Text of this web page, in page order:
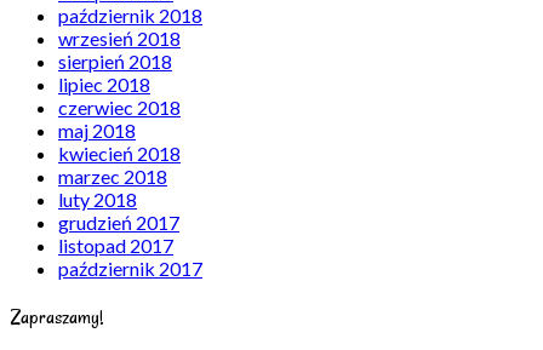
październik 2018
wrzesień 2018
sierpień 2018
lipiec 2018
czerwiec 2018
maj 2018
kwiecień 2018
marzec 2018
luty 2018
grudzień 2017
listopad 2017
październik 2017
Zapraszamy!